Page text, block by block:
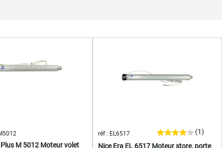
page
Plus M 5012 Moteur volet
Nice Era EL 6517 Moteur store, porte
réf : EL6517 (1)